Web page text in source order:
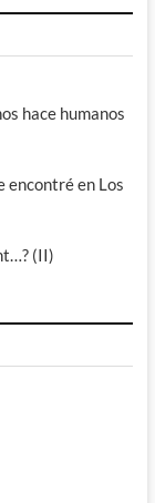
hace humanos
encontré en Los
(II)